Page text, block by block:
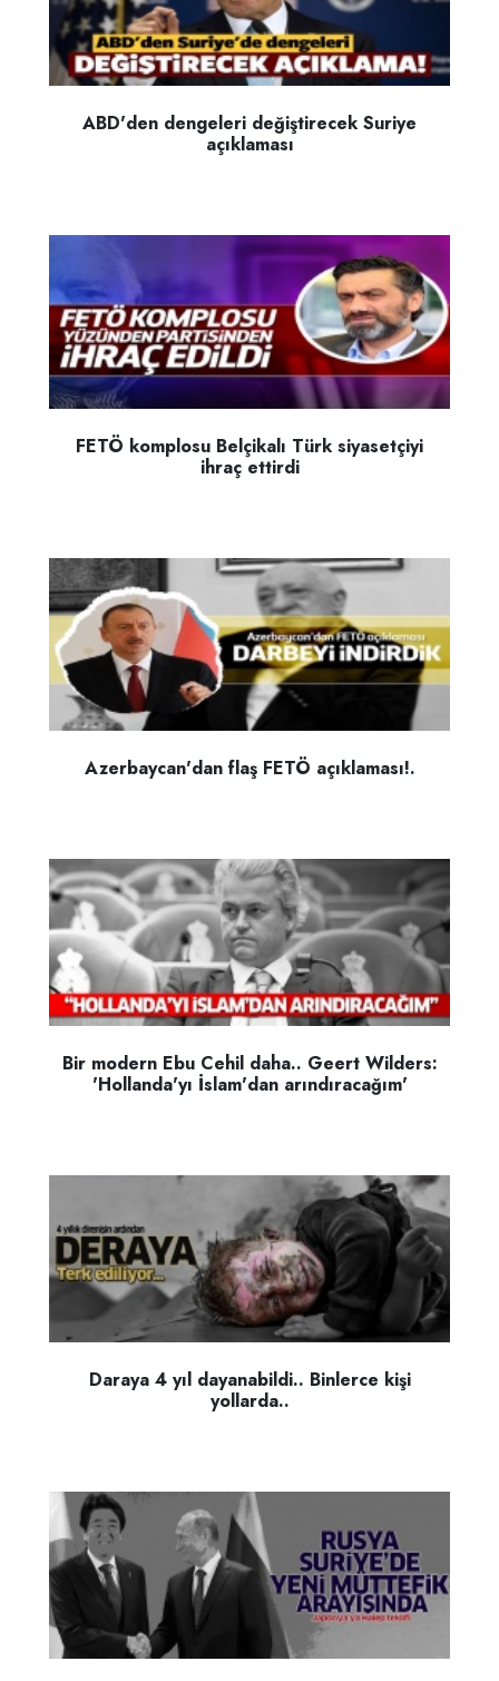
ABD'den dengeleri değiştirecek Suriye
açıklaması
FETÖ komplosu Belçikalı Türk siyasetçiyi
ihraç ettirdi
Azerbaycan'dan flaş FETÖ açıklaması!.
Bir modern Ebu Cehil daha.. Geert Wilders:
'Hollanda'yı İslam'dan arındıracağım'
Daraya 4 yıl dayanabildi.. Binlerce kişi
yollarda..